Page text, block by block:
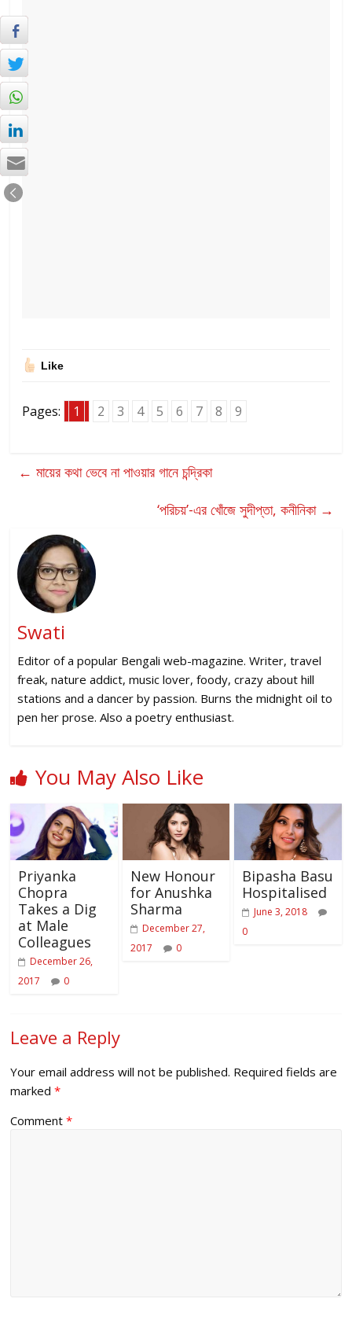
Like
Pages: 1 2 3 4 5 6 7 8 9
← মায়ের কথা ভেবে না পাওয়ার গানে চন্দ্রিকা
‘পরিচয়’-এর খোঁজে সুদীপ্তা, কনীনিকা →
Swati
Editor of a popular Bengali web-magazine. Writer, travel
freak, nature addict, music lover, foody, crazy about hill
stations and a dancer by passion. Burns the midnight oil to
pen her prose. Also a poetry enthusiast.
You May Also Like
Priyanka
Chopra
Takes a Dig
at Male
Colleagues
December 26,
2017
0
New Honour
for Anushka
Sharma
December 27,
2017
0
Bipasha Basu
Hospitalised
June 3, 2018
0
Leave a Reply
Your email address will not be published. Required fields are
marked*
Comment*